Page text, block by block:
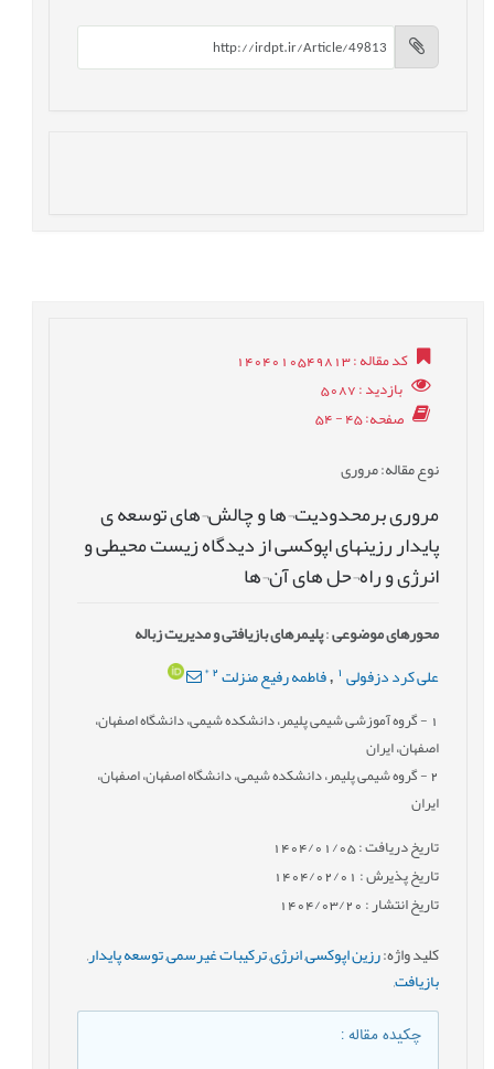
کد مقاله: 1404010549813
بازدید: 5087
صفحه: 45 - 54
نوع مقاله: مروری
مروری برمحدودیت¬ها و چالش¬های توسعه ی
پایدار رزینهای اپوکسی از دیدگاه زیست محیطی و
انرژی و راه¬حل های آن¬ها
محورهای موضوعی:پلیمرهای بازیافتی و مدیریت زباله
علی کرد دزفولی , فاطمه رفیع منزلت2
*
- گروه آموزشی شیمی پلیمر، دانشکده شیمی، دانشگاه اصفهان،
اصفهان، ایران
2- گروه شیمی پلیمر، دانشکده شیمی، دانشگاه اصفهان، اصفهان،
ایران
تاریخ دریافت : 1404/01/05
تاریخ پذیرش : 1404/02/01
تاریخ انتشار : 1404/03/20
کلید واژه:رزین اپوکسی,انرژی,ترکیبات غیرسمی,توسعه پایدار,
بازیافت,
چکیده مقاله: